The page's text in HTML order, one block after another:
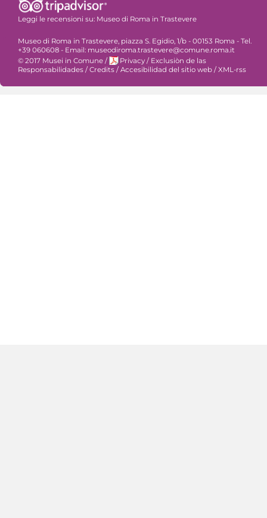
Leggi le recensioni su: Museo di Roma in Trastevere
Museo di Roma in Trastevere, piazza S. Egidio, 1/b - 00153 Roma - Tel.
+39 060608 - Email: museodiroma.trastevere@comune.roma.it
© 2017 Musei in Comune / Privacy / Exclusiòn de las
Responsabilidades /Credits /Accesibilidad del sitio web /XML-rss